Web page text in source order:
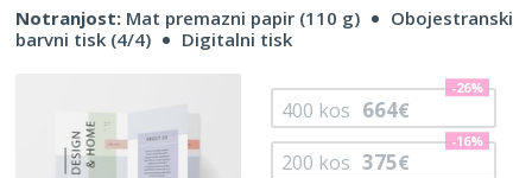
Notranjost: Mat premazni papir (110 g)
Obojestranski
barvni tisk (4/4)
Digitalni tisk
200 kos 375€
-16%
400 kos 664€
-26%